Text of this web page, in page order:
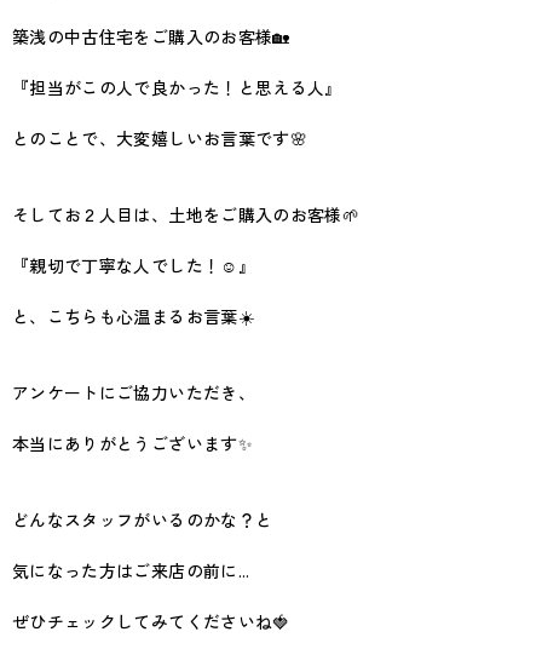
築浅の中古住宅をご購入のお客様🏡
『担当がこの人で良かった！と思える人』
とのことで、大変嬉しいお言葉です🌸
そしてお２人目は、土地をご購入のお客様🌱
『親切で丁寧な人でした！☺️』
と、こちらも心温まるお言葉☀️
アンケートにご協力いただき、
本当にありがとうございます✨
どんなスタッフがいるのかな？と
気になった方はご来店の前に...
ぜひチェックしてみてくださいね🍓